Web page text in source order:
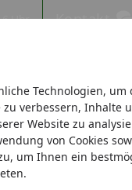
Technologien, um
verbessern, Inhalte
Website zu
von Cookies
um Ihnen ein
Uhr Kontakt
Teichpflege